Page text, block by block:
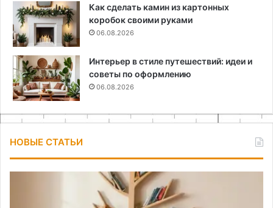
Как сделать камин из картонных
коробок своими руками
06.08.2026
Интерьер в стиле путешествий: идеи и
советы по оформлению
06.08.2026
НОВЫЕ СТАТЬИ